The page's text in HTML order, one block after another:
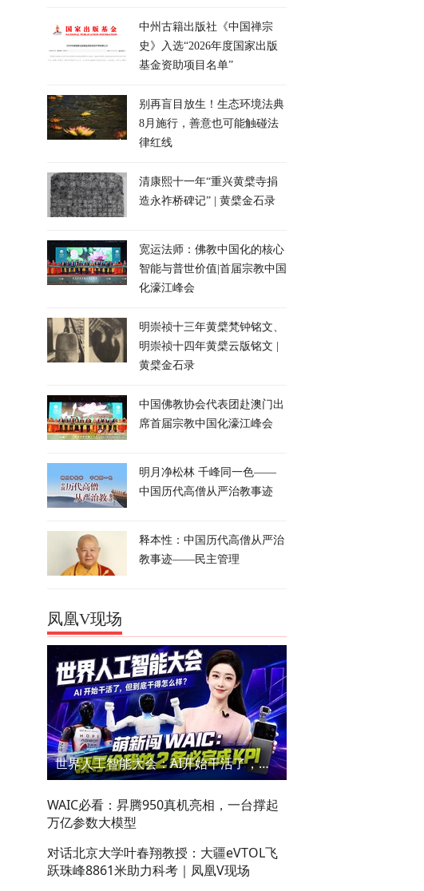
中州古籍出版社《中国禅宗
史》入选“2026年度国家出版
基金资助项目名单”
别再盲目放生！生态环境法典
8月施行，善意也可能触碰法
律红线
清康熙十一年“重兴黄檗寺捐
造永祚桥碑记” | 黄檗金石录
宽运法师：佛教中国化的核心
智能与普世价值|首届宗教中国
化濠江峰会
明崇祯十三年黄檗梵钟铭文、
明崇祯十四年黄檗云版铭文 |
黄檗金石录
中国佛教协会代表团赴澳门出
席首届宗教中国化濠江峰会
明月净松林 千峰同一色——
中国历代高僧从严治教事迹
释本性：中国历代高僧从严治
教事迹——民主管理
凤凰V现场
世界人工智能大会：AI开始干活了，但到底干的怎么样？萌新闯WAIC
WAIC必看：昇腾950真机亮相，一台撑起
万亿参数大模型
对话北京大学叶春翔教授：大疆eVTOL飞
跃珠峰8861米助力科考｜凤凰V现场